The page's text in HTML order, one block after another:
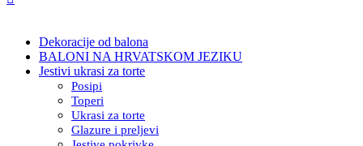
Dekoracije od balona
BALONI NA HRVATSKOM JEZIKU
Jestivi ukrasi za torte
Posipi
Toperi
Ukrasi za torte
Glazure i preljevi